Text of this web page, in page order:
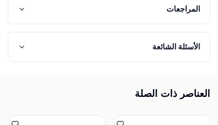
المراجعات
الأسئلة الشائعة
العناصر ذات الصلة